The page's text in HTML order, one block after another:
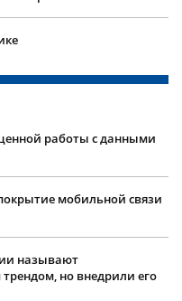
работы с данными
мобильной связи
называют
но внедрили его